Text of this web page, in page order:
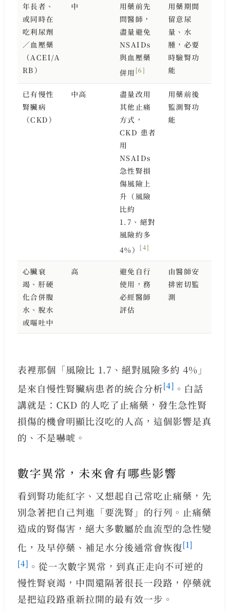
年長者、
或同時在
吃利尿劑
／血壓藥
（ACEI/A
RB）
中
用藥前先
問醫師，
盡量避免
NSAIDs
與血壓藥
併用 [6]
用藥期間
留意尿
量、水
腫，必要
時驗腎功
能
已有慢性
腎臟病
（CKD）
中高
盡量改用
其他止痛
方式，
CKD 患者
用
NSAIDs
急性腎損
傷風險上
升（風險
比約
1.7、絕對
風險約多
4%）
[4]
用藥前後
監測腎功
能
心臟衰
竭、肝硬
化合併腹
水、脫水
或嘔吐中
高
避免自行
使用，務
必經醫師
評估
由醫師安
排密切監
測
表裡那個「風險比 1.7、絕對風險多約 4%」
是來自慢性腎臟病患者的統合分析[4] 。白話
講就是：CKD 的人吃了止痛藥，發生急性腎
損傷的機會明顯比沒吃的人高，這個影響是真
的、不是嚇唬。
數字異常，未來會有哪些影響
看到腎功能紅字、又想起自己常吃止痛藥，先
別急著把自己判進「要洗腎」的行列。止痛藥
造成的腎傷害，絕大多數屬於血流型的急性變
化，及早停藥、補足水分後通常會恢復[1]
[4] 。從一次數字異常，到真正走向不可逆的
慢性腎衰竭，中間還隔著很長一段路，停藥就
是把這段路重新拉開的最有效一步。